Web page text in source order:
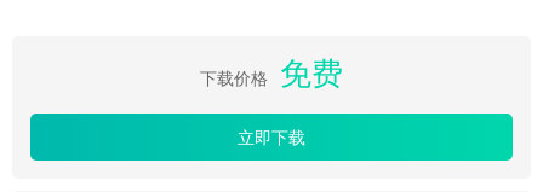
下载价格 免费
立即下载